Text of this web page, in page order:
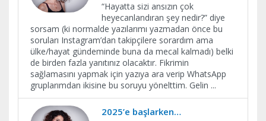
“Hayatta sizi ansızın çok
heyecanlandıran şey nedir?” diye
sorsam (ki normalde yazılarımı yazmadan önce bu
soruları Instagram’dan takipçilere sorardım ama
ülke/hayat gündeminde buna da mecal kalmadı) belki
de birden fazla yanıtınız olacaktır. Fikrimin
sağlamasını yapmak için yazıya ara verip WhatsApp
gruplarımdan ikisine bu soruyu yönelttim. Gelin ...
2025’e başlarken…